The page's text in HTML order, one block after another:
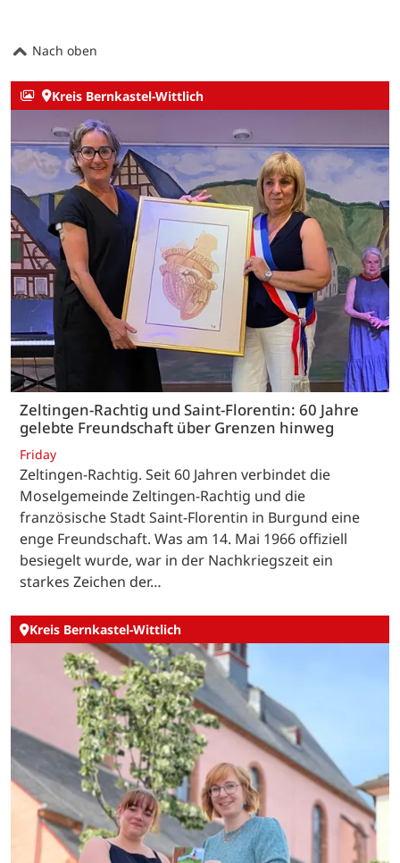
Nach oben
Kreis Bernkastel-Wittlich
Zeltingen-Rachtig und Saint-Florentin: 60 Jahre
gelebte Freundschaft über Grenzen hinweg
Friday
Zeltingen-Rachtig. Seit 60 Jahren verbindet die
Moselgemeinde Zeltingen-Rachtig und die
französische Stadt Saint-Florentin in Burgund eine
enge Freundschaft. Was am 14. Mai 1966 offiziell
besiegelt wurde, war in der Nachkriegszeit ein
starkes Zeichen der…
Kreis Bernkastel-Wittlich